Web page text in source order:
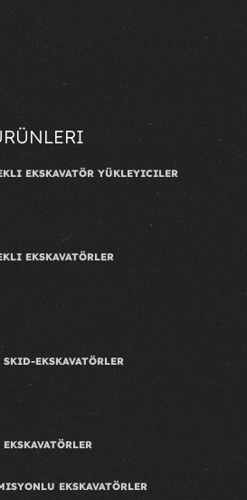
EKSKAVATÖR YÜKLEYICILER
EKSKAVATÖRLER
EKSKAVATÖRLER
EKSKAVATÖRLER